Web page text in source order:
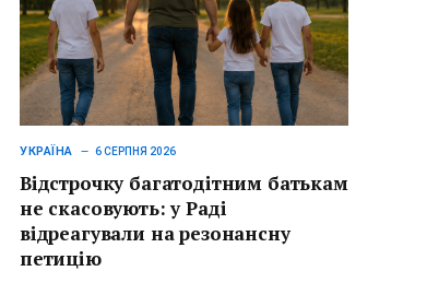
УКРАЇНА 6 СЕРПНЯ 2026
Відстрочку багатодітним батькам
не скасовують: у Раді
відреагували на резонансну
петицію